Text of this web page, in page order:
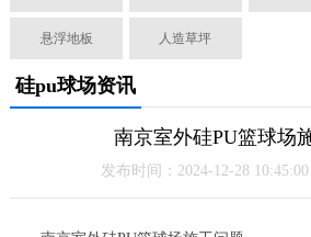
悬浮地板 人造草坪
硅pu球场资讯
南京室外硅PU篮球场
发布时间：2024-12-28